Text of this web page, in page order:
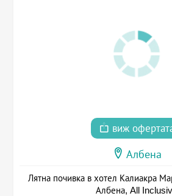
виж
Албена
Лятна почивка в хотел Калиакра
Албена, All